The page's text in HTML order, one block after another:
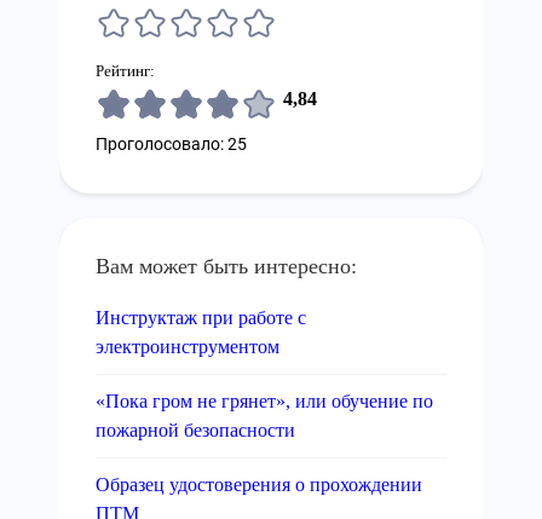
Рейтинг:
4,84
Проголосовало: 25
Вам может быть интересно:
Инструктаж при работе с
электроинструментом
«Пока гром не грянет», или обучение по
пожарной безопасности
Образец удостоверения о прохождении
ПТМ